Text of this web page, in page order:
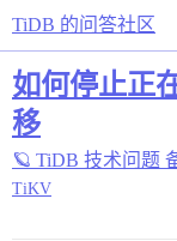
TiDB 的问答社区
如何停止正
移
🪐 TiDB 技术问题
TiKV